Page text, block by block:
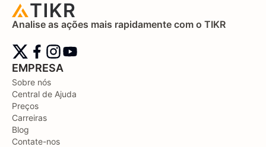
Analise as ações mais rapidamente com o TIKR
EMPRESA
Sobre nós
Central de Ajuda
Preços
Carreiras
Blog
Contate-nos